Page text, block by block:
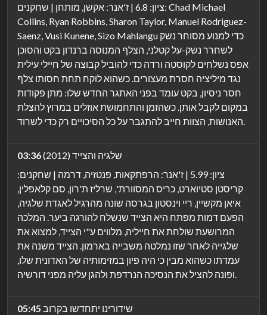
ציון: 6.8 | ז'אנר: אקשן, מותחן | שחקנים: Chad Michael
Collins, Ryan Robbins, Sharon Taylor, Manuel Rodriguez-
Saenz, Vusi Kunene, Sizo Mahlangu כדי למנוע מסוחר נשק
לשחרר נשק-על קטלני, הצלף המנוסה ברנדון בקט והסוכן
אפס נשלחים לקוסטה ורדה כדי להוביל קבוצה של חיילי עילית
נגד מיליציה חסרת מעצורים. כשהוא לוקח תחת חסותו צלף
חסר ניסיון, בקט עומד בפני האתגר החדש שלו: מתן פקודות
במקום לקבל אותן. כשהזמן והתחמושת אוזלים במרוץ להצלת
האנושות, הצוות חייב להתגבר על כל הסיכויים רק כדי לשרוד.
03:36
שלגיה והצייד (2012)
ציון: 5.99 | ז'אנר: הרפתקאות, פנטזיה, דרמה | שחקנים:
קריסטן סטיוארט, כריס המסוורת', שרליז ת'רון, סם קלאפלין,
איאן מקשיין, ריי וינסטון בגרסה שונה מהרגיל לאגדת שלגיה,
הפעם דמות מפתח היא הצייד שנשלח להורגה ביער. המלכה
המרושעת שולחת את חייליה, מלווים ע"י הצייד, למצוא את
שלגייה לאחר שזו נמלטה משבייה בארמון. הצייד משנה את
עמדתו כשהוא מבין כי היה פיון במזימותיה של האדונית שלו,
ופונה להציל את הנסיכה הנרדפת ולהגן עליה מפני דורשיה.
05:45 שידורינו יתחדשו בקרוב